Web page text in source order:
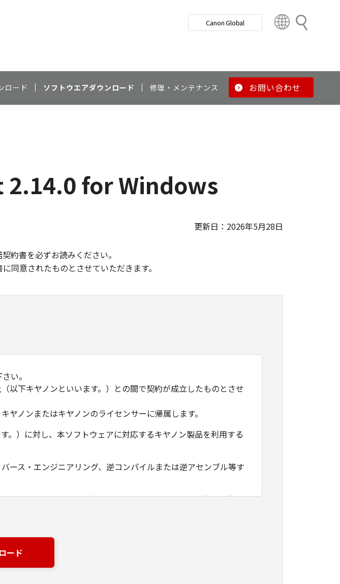
検
Canon Global
t
y
ロード ソフトウエアダウンロード 修理・メンテナンス お問い合わせ
2.14.0 for Windows
更新日：2026年5月28日
約書を必ずお読みください。
同意されたものとさせていただきます。
い。
以下キヤノンといいます。）との間で契約が成立したものとさせ
ノンまたはキヤノンのライセンサーに帰属します。
。）に対し、本ソフトウェアに対応するキヤノン製品を利用する
ース・エンジニアリング、逆コンパイルまたは逆アセンブル等す
ンのライセンサーは、本ソフトウェアがユーザーの特定の目的の
合においても一切の責任を負いません。
ード